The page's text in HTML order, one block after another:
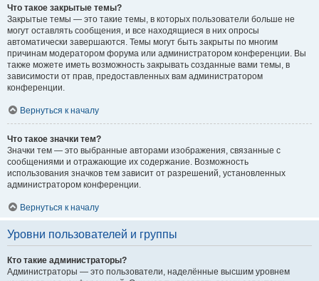
Что такое закрытые темы?
Закрытые темы — это такие темы, в которых пользователи больше не
могут оставлять сообщения, и все находящиеся в них опросы
автоматически завершаются. Темы могут быть закрыты по многим
причинам модератором форума или администратором конференции. Вы
также можете иметь возможность закрывать созданные вами темы, в
зависимости от прав, предоставленных вам администратором
конференции.
Вернуться к началу
Что такое значки тем?
Значки тем — это выбранные авторами изображения, связанные с
сообщениями и отражающие их содержание. Возможность
использования значков тем зависит от разрешений, установленных
администратором конференции.
Вернуться к началу
Уровни пользователей и группы
Кто такие администраторы?
Администраторы — это пользователи, наделённые высшим уровнем